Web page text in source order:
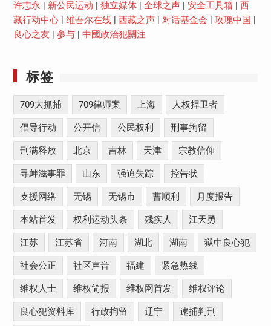
许志永
新公民运动 独立媒体| 全球之声| 安全工具箱
西
藏行动中心| 维吾尔在线| 西藏之声| 对话基金会 玫瑰中国
良心之友
参与| 中國政治犯關注
标签
709大抓捕 709律师案 上海 人权捍卫者
倡导行动 公开信 公民权利 刑事拘留
刑满释放 北京 吉林 天津 宗教信仰
寻衅滋事罪 山东 强迫失踪 控告状
支援网络 无锡 无锡市 曹顺利 月度报告
本站首发 权利运动头条 残疾人 江天勇
江苏 江苏省 河南 湖北 湖南 狱中良心犯
社会公正 社区声音 福建 紧急热线
维权人士 维权简报 维权网首发 维权评论
良心犯资料库 行政拘留 辽宁 逮捕判刑